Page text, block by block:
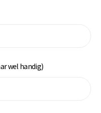
wel handig)